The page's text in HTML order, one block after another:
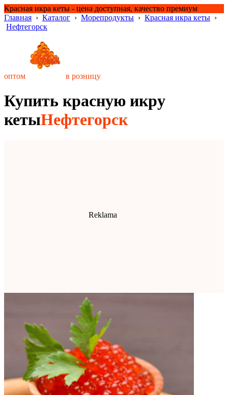
Красная икра кеты - цена доступная, качество премиум
Главная › Каталог › Морепродукты › Красная икра кеты ›
Нефтегорск
оптом в розницу
Купить красную икру
кетыНефтегорск